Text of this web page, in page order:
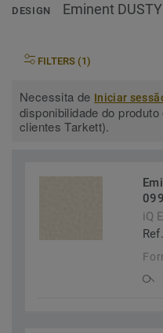
DESIGN Eminent
FILTERS (1)
Necessita de Iniciar
disponibilidade do
clientes Tarkett).
iQ